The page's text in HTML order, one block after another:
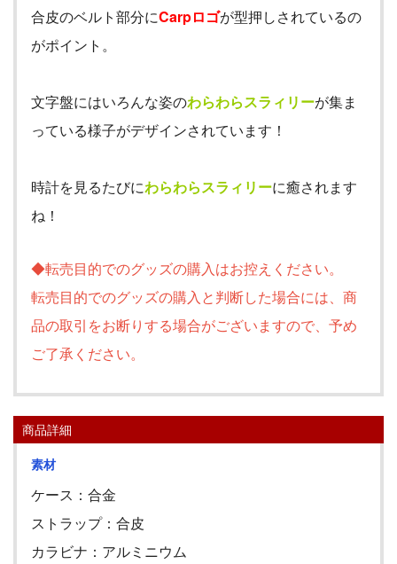
合皮のベルト部分にCarpロゴが型押しされているの
がポイント。
文字盤にはいろんな姿のわらわらスラィリーが集ま
っている様子がデザインされています！
時計を見るたびにわらわらスラィリーに癒されます
ね！
◆転売目的でのグッズの購入はお控えください。
転売目的でのグッズの購入と判断した場合には、商
品の取引をお断りする場合がございますので、予め
ご了承ください。
商品詳細
素材
ケース：合金
ストラップ：合皮
カラビナ：アルミニウム